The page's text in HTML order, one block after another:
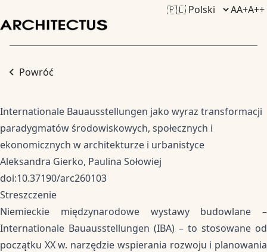
AA+A++
Powróć
Internationale Bauausstellungen jako wyraz transformacji
paradygmatów środowiskowych, społecznych i
ekonomicznych w architekturze i urbanistyce
Aleksandra Gierko, Paulina Sołowiej
doi:10.37190/arc260103
Streszczenie
Niemieckie międzynarodowe wystawy budowlane –
Internationale Bauausstellungen (IBA) – to stosowane od
początku XX w. narzędzie wspierania rozwoju i planowania